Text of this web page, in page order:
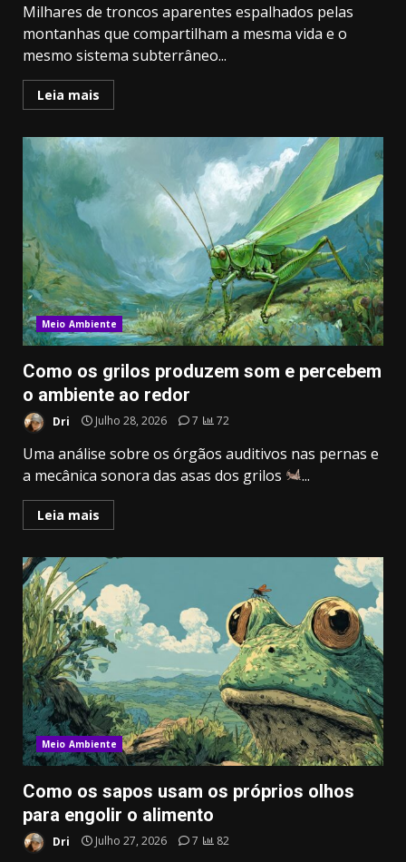
Milhares de troncos aparentes espalhados pelas
montanhas que compartilham a mesma vida e o
mesmo sistema subterrâneo...
Leia mais
Meio Ambiente
Como os grilos produzem som e percebem
o ambiente ao redor
Dri Julho 28, 2026 7 72
Uma análise sobre os órgãos auditivos nas pernas e
a mecânica sonora das asas dos grilos
...
Leia mais
Meio Ambiente
Como os sapos usam os próprios olhos
para engolir o alimento
Dri Julho 27, 2026 7 82